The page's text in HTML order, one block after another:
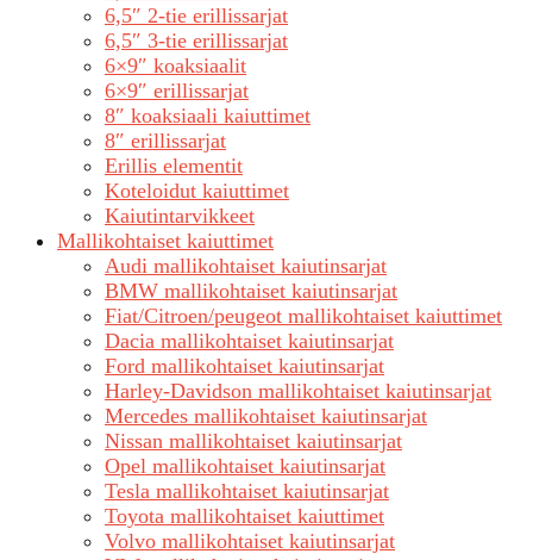
6,5″ 2-tie erillissarjat
6,5″ 3-tie erillissarjat
6×9″ koaksiaalit
6×9″ erillissarjat
8″ koaksiaali kaiuttimet
8″ erillissarjat
Erillis elementit
Koteloidut kaiuttimet
Kaiutintarvikkeet
Mallikohtaiset kaiuttimet
Audi mallikohtaiset kaiutinsarjat
BMW mallikohtaiset kaiutinsarjat
Fiat/Citroen/peugeot mallikohtaiset kaiuttimet
Dacia mallikohtaiset kaiutinsarjat
Ford mallikohtaiset kaiutinsarjat
Harley-Davidson mallikohtaiset kaiutinsarjat
Mercedes mallikohtaiset kaiutinsarjat
Nissan mallikohtaiset kaiutinsarjat
Opel mallikohtaiset kaiutinsarjat
Tesla mallikohtaiset kaiutinsarjat
Toyota mallikohtaiset kaiuttimet
Volvo mallikohtaiset kaiutinsarjat